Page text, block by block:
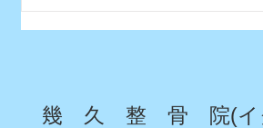
幾 久 整 骨 院(イク